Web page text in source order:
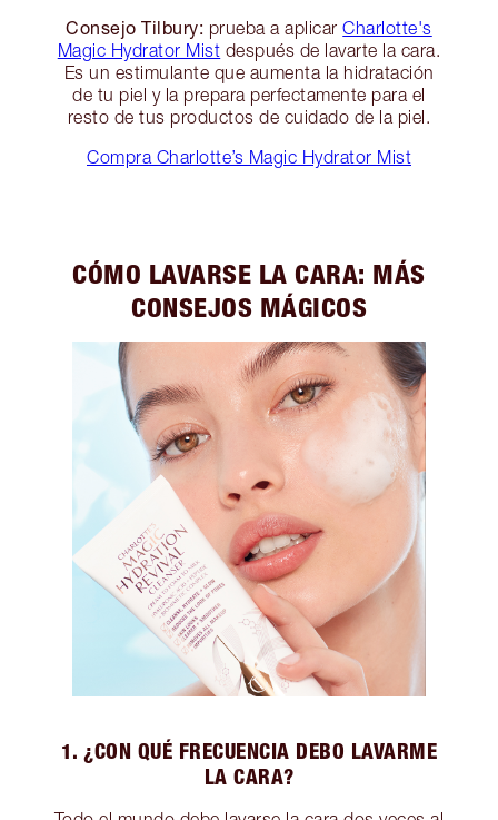
Consejo Tilbury: prueba a aplicarCharlotte's
Magic Hydrator Mist después de lavarte la cara.
Es un estimulante que aumenta la hidratación
de tu piel y la prepara perfectamente para el
resto de tus productos de cuidado de la piel.
Compra Charlotte’s Magic Hydrator Mist
CÓMO LAVARSE LA CARA: MÁS
CONSEJOS MÁGICOS
1. ¿CON QUÉ FRECUENCIA DEBO LAVARME
LA CARA?